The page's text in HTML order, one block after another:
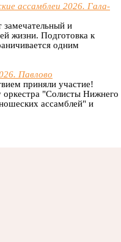
ассамблеи 2026. Гала-
и
жизни. Подготовка к
одним
Павлово
приняли участие!
оркестра "Солисты Нижнего
ассамблей" и